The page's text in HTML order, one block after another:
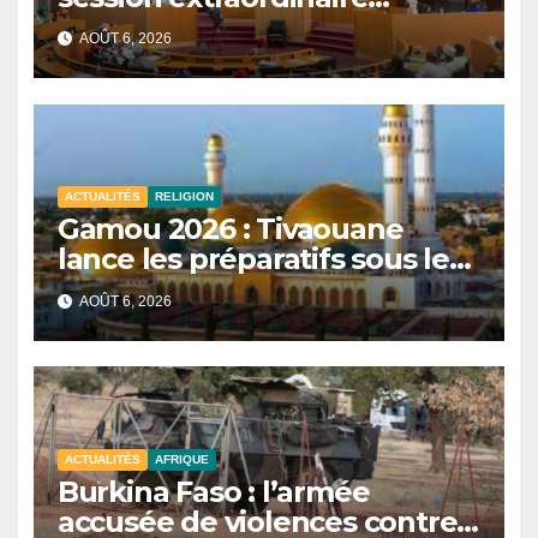
convoquée le 10 août avec
plusieurs commissions
d’enquête à l’ordre du jour.
AOÛT 6, 2026
ACTUALITÉS RELIGION
Gamou 2026 : Tivaouane
lance les préparatifs sous le
signe de l’unité et du Tawhid.
AOÛT 6, 2026
ACTUALITÉS AFRIQUE
Burkina Faso : l’armée
accusée de violences contre